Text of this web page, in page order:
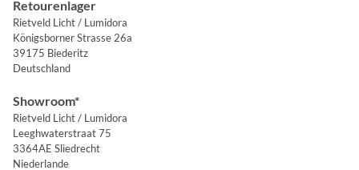
Retourenlager
Rietveld Licht / Lumidora
Königsborner Strasse 26a
39175 Biederitz
Deutschland
Showroom*
Rietveld Licht / Lumidora
Leeghwaterstraat 75
3364AE Sliedrecht
Niederlande